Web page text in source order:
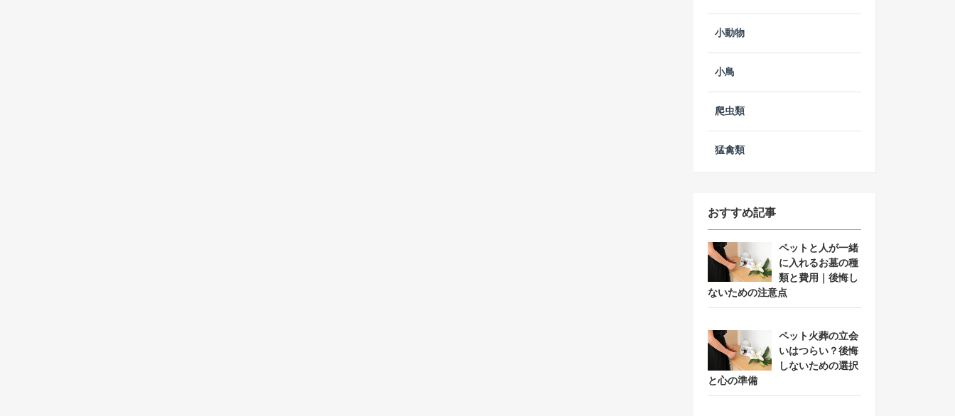
小動物
小鳥
爬虫類
猛禽類
おすすめ記事
ペットと人が一緒
に入れるお墓の種
類と費用｜後悔し
ないための注意点
ペット火葬の立会
いはつらい？後悔
しないための選択
と心の準備